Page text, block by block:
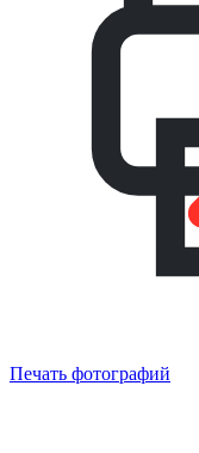
Печать фотографий